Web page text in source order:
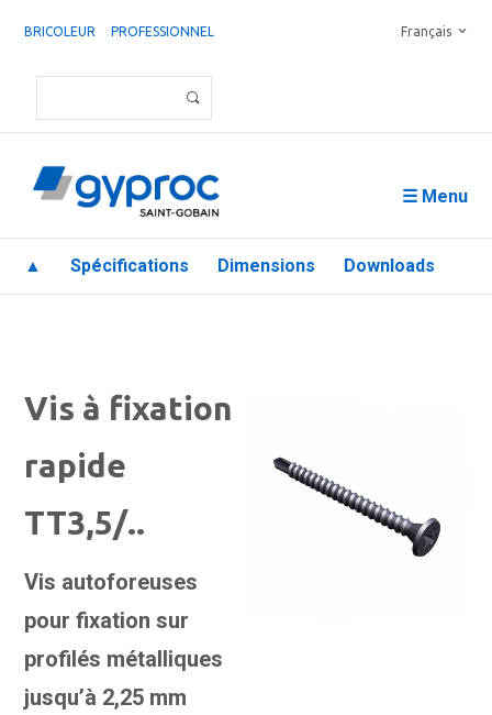
BRICOLEUR PROFESSIONNEL Français
☰ Menu
▲ Spécifications Dimensions Downloads
Vis à fixation
rapide
TT3,5/..
Vis autoforeuses
pour fixation sur
profilés métalliques
jusqu’à 2,25 mm